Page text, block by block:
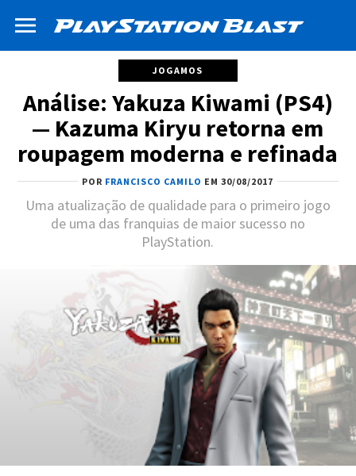
JOGAMOS
Análise: Yakuza Kiwami (PS4)
— Kazuma Kiryu retorna em
roupagem moderna e refinada
POR FRANCISCO CAMILO EM 30/08/2017
Uma atualização de qualidade para o primeiro jogo
de uma das franquias de maior sucesso no
PlayStation.